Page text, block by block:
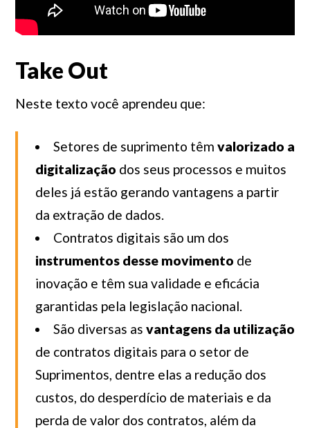
Take Out
Neste texto você aprendeu que:
Setores de suprimento têmvalorizado a
digitalização dos seus processos e muitos
deles já estão gerando vantagens a partir
da extração de dados.
Contratos digitais são um dos
instrumentos desse movimento de
inovação e têm sua validade e eficácia
garantidas pela legislação nacional.
São diversas asvantagens da utilização
de contratos digitais para o setor de
Suprimentos, dentre elas a redução dos
custos, do desperdício de materiais e da
perda de valor dos contratos, além da